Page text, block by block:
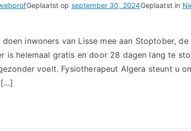
Geplaatst op september 30, 2024Geplaatst in
inwoners van Lisse mee aan Stoptober,
is helemaal gratis en door 28 dagen lang te
voelt. Fysiotherapeut Algera steunt u